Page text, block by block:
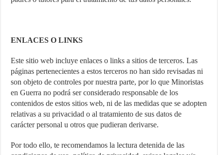
ENLACES O LINKS
Este sitio web incluye enlaces o links a sitios de terceros. Las
páginas pertenecientes a estos terceros no han sido revisadas ni
son objeto de controles por nuestra parte, por lo que Minoristas
en Guerra no podrá ser considerado responsable de los
contenidos de estos sitios web, ni de las medidas que se adopten
relativas a su privacidad o al tratamiento de sus datos de
carácter personal u otros que pudieran derivarse.
Por todo ello, te recomendamos la lectura detenida de las